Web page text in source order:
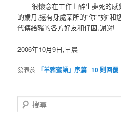
很懷念在工作上醉生夢死的感
的歲月,還有身處某所的"你""妳"和
代傳給豬的各方好友和仔囡,謝謝!
2006年10月9日,早晨
發表於 「羊豬蜜語」序篇 |10則回覆
搜
尋